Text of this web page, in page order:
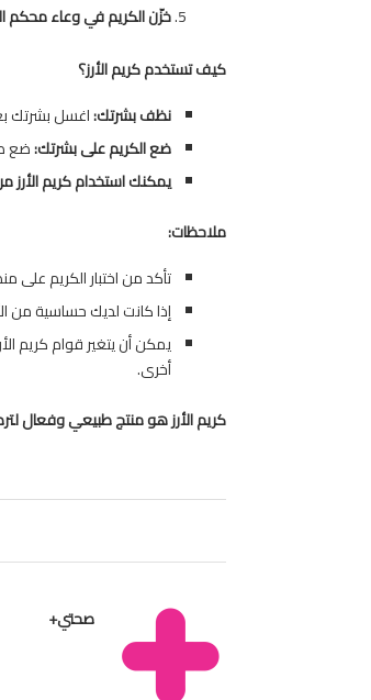
خزّن الكريم في وعاء محكم
كيف تستخدم كريم الأرز؟
نظف بشرتك:اغسل بشرتك
ضع الكريم على بشرتك:ضع
يمكنك استخدام كريم الأرز
ملاحظات:
تأكد من اختبار الكريم
إذا كانت لديك حساسية من
يمكن أن يتغير قوام كريم
أخرى.
كريم الأرز هو منتج طبيعي وفعال
صحتي+